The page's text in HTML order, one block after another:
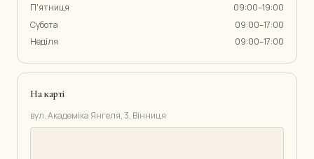
П'ятниця
09:00–19:00
Субота
09:00–17:00
Неділя
09:00–17:00
На карті
вул. Академіка Янгеля, 3, Вінниця